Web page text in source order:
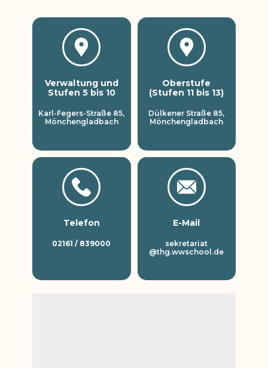
Verwaltung und
Stufen 5 bis 10
Karl-Fegers-Straße 85,
Mönchengladbach
Oberstufe
(Stufen 11 bis 13)
Dülkener Straße 85,
Mönchengladbach
Telefon
02161 / 839000
E-Mail
sekretariat
@thg.wwschool.de